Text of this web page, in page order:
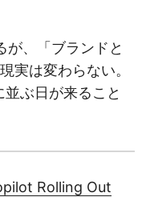
、「ブランドと
実は変わらない。
ぶ日が来ること
Rolling Out